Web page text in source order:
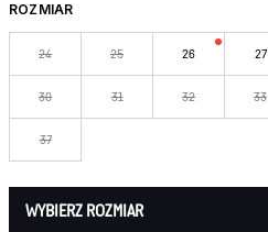
ROZMIAR
24 25 26 27
30 31 32 33
37
WYBIERZ ROZMIAR